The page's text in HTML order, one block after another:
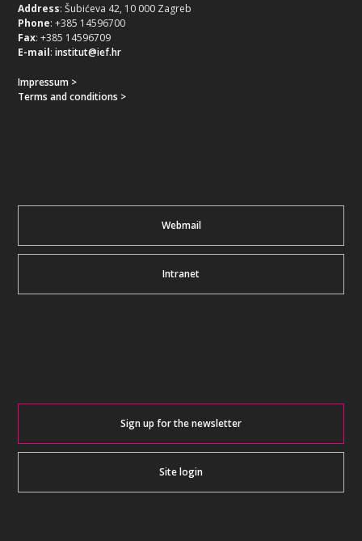
Address: Šubićeva 42, 10 000 Zagreb
Phone: +385 14596700
Fax: +385 14596709
E-mail:institut@ief.hr
Impressum >
Terms and conditions >
Webmail
Intranet
Sign up for the newsletter
Site login